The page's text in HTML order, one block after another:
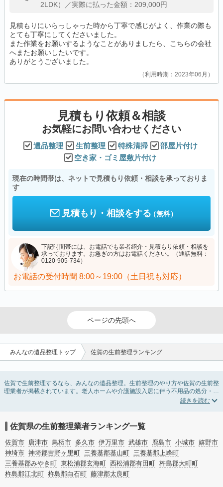
2LDK）／実際に払った金額：209,000円
見積もりにいらっしゃった時から丁寧で感じがよく、作業の際も
とても丁寧にしてくださいました。
また作業をお願いするようなことがありましたら、こちらの会社
へまたお願いしたいです。
ありがとうございました。
利用時期：2023年06月
見積もり依頼＆相談
お気軽にお問い合わせください
遺品整理 生前整理 特殊清掃
部屋片付け
空き家・ゴミ屋敷片付け
現在の時間帯は、ネットで見積もり依頼・相談を承っておりま
す
見積もり・相談をする（無料）
下記時間帯には、お電話でも業者紹介・見積もり依頼・相談を
承っております。お急ぎの方はお電話ください。（通話無料：
0120-905-734）
お電話の受付時間 8:00～19:00（土日祝も対応）
ページの先頭へ
みんなの遺品整理トップ 佐賀の生前整理ランキング
佐賀で生前整理するなら、みんなの遺品整理。生前整理のやり方や佐賀の生前整
理業者が掲載されています。老人ホームや介護施設入居に伴う不用品の処分・回
収・引き取りから、在宅介護の介護整理や福祉住環境整理まで対応しています。
用してみましょう。
またお役立ち情報も豊富なので終活でエンディングノートの選び方や、整理整
頓・老前整理・生前整理のコツについてもチェックしてみてください。
佐賀県の生前整理業者ランキング一覧
佐賀市 唐津市 鳥栖市 多久市 伊万里市 武雄市 鹿島市 小城市 嬉野市
神埼市 神埼郡吉野ヶ里町 三養基郡基山町 三養基郡上峰町
三養基郡みやき町 東松浦郡玄海町 西松浦郡有田町 杵島郡大町町
杵島郡江北町 杵島郡白石町 藤津郡太良町